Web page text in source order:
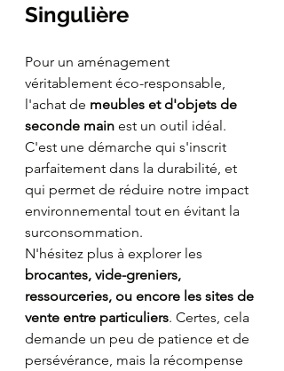
Singulière
Pour un aménagement
véritablement éco-responsable,
l'achat de meubles et d'objets de
seconde main est un outil idéal.
C'est une démarche qui s'inscrit
parfaitement dans la durabilité, et
qui permet de réduire notre impact
environnemental tout en évitant la
surconsommation.
N'hésitez plus à explorer les
brocantes, vide-greniers,
ressourceries, ou encore les sites de
vente entre particuliers. Certes, cela
demande un peu de patience et de
persévérance, mais la récompense